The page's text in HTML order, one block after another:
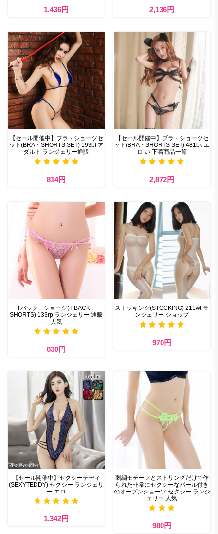
1,436円 2,136円
【セール開催中】ブラ・ショーツセ
ット(BRA・SHORTS SET) 193bl ア
ダルト ランジェリー通販
814円
【セール開催中】ブラ・ショーツセ
ット(BRA・SHORTS SET) 481bk エ
ロ い 下着商品一覧
2,872円
Tバック・ショーツ(T-BACK・
SHORTS) 133rp ランジェリー 通販
人気
830円
ストッキング(STOCKING) 211wt ラ
ンジェリー ショップ
970円
【セール開催中】セクシーテディ
(SEXYTEDDY) セクシー ランジェリ
ー エロ
1,342円
刺繍モチーフとストリングだけで作
られた非常にセクシーなパール付き
のオープンショーツ セクシー ランジ
ェリー 人気
980円